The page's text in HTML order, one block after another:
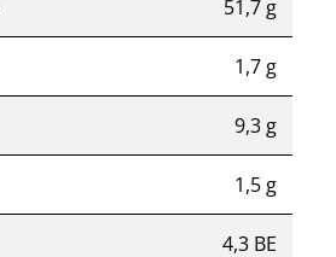
51,7 g
1,7 g
9,3 g
1,5 g
4,3 BE